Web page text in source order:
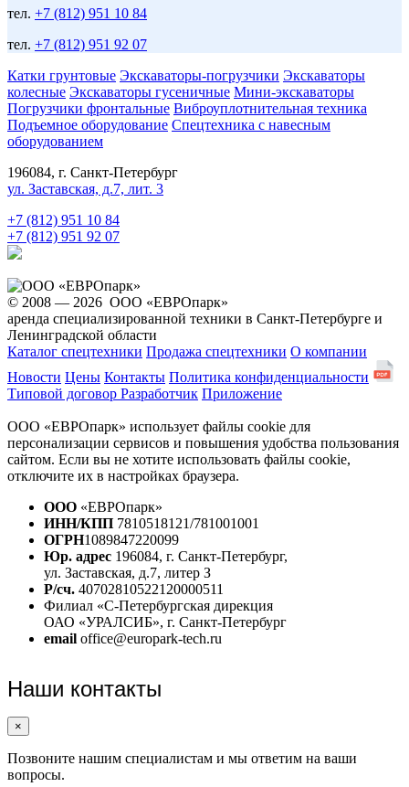
тел. +7 (812) 951 10 84
тел. +7 (812) 951 92 07
Катки грунтовые Экскаваторы-погрузчики Экскаваторы
колесные Экскаваторы гусеничные Мини-экскаваторы
Погрузчики фронтальные Виброуплотнительная техника
Подъемное оборудование Спецтехника с навесным
оборудованием
196084, г. Санкт-Петербург
ул. Заставская, д.7, лит. 3
+7 (812) 951 10 84
+7 (812) 951 92 07
© 2008 — 2026 ООО «ЕВРОпарк»
аренда специализированной техники в Санкт-Петербурге и
Ленинградской области
Каталог спецтехники Продажа спецтехники О компании
Новости Цены Контакты Политика конфиденциальности
Типовой договор Разработчик Приложение
ООО «ЕВРОпарк» использует файлы cookie для
персонализации сервисов и повышения удобства пользования
сайтом. Если вы не хотите использовать файлы cookie,
отключите их в настройках браузера.
ООО «ЕВРОпарк»
ИНН/КПП 7810518121/781001001
ОГРН1089847220099
Юр. адрес 196084, г. Санкт-Петербург,
ул. Заставская, д.7, литер З
Р/сч. 40702810522120000511
Филиал «С-Петербургская дирекция
ОАО «УРАЛСИБ», г. Санкт-Петербург
email office@europark-tech.ru
Наши контакты
×
Позвоните нашим специалистам и мы ответим на ваши
вопросы.